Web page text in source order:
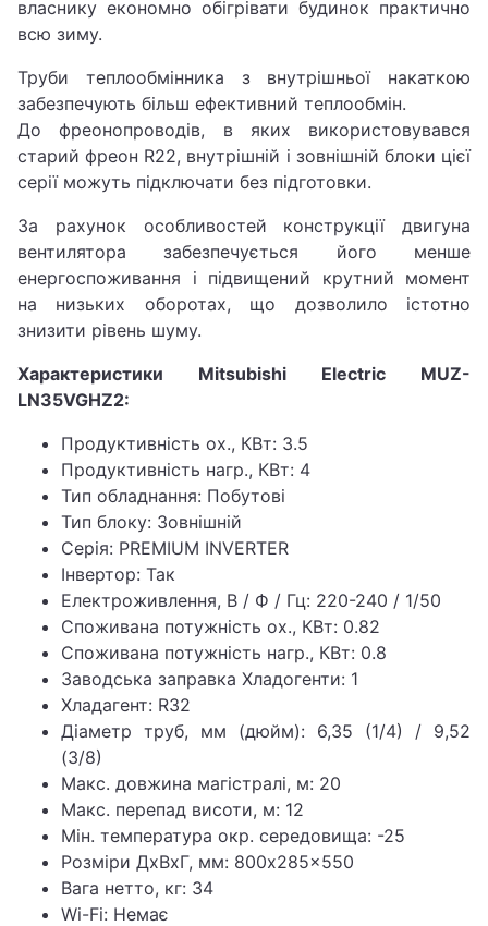
власнику економно обігрівати будинок практично
всю зиму.
Труби теплообмінника з внутрішньої накаткою
забезпечують більш ефективний теплообмін.
До фреонопроводів, в яких використовувався
старий фреон R22, внутрішній і зовнішній блоки цієї
серії можуть підключати без підготовки.
За рахунок особливостей конструкції двигуна
вентилятора забезпечується його менше
енергоспоживання і підвищений крутний момент
на низьких оборотах, що дозволило істотно
знизити рівень шуму.
Характеристики Mitsubishi Electric MUZ-
LN35VGHZ2:
Продуктивність ох., КВт: 3.5
Продуктивність нагр., КВт: 4
Тип обладнання: Побутові
Тип блоку: Зовнішній
Серія: PREMIUM INVERTER
Інвертор: Так
Електроживлення, В / Ф / Гц: 220-240 / 1/50
Споживана потужність ох., КВт: 0.82
Споживана потужність нагр., КВт: 0.8
Заводська заправка Хладогенти: 1
Хладагент: R32
Діаметр труб, мм (дюйм): 6,35 (1/4) / 9,52
(3/8)
Макс. довжина магістралі, м: 20
Макс. перепад висоти, м: 12
Мін. температура окр. середовища: -25
Розміри ДхВхГ, мм: 800x285x550
Вага нетто, кг: 34
Wi-Fi: Немає